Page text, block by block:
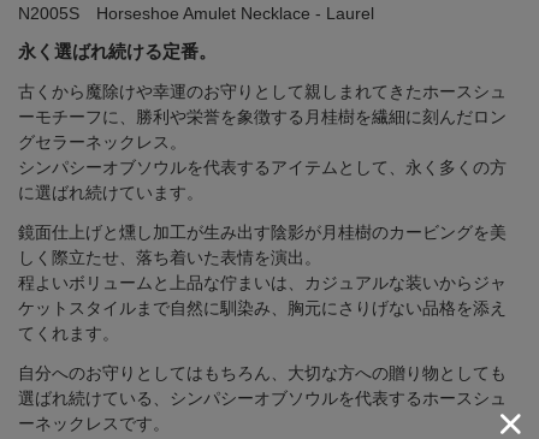
N2005S Horseshoe Amulet Necklace - Laurel
永く選ばれ続ける定番。
古くから魔除けや幸運のお守りとして親しまれてきたホースシュ
ーモチーフに、勝利や栄誉を象徴する月桂樹を繊細に刻んだロン
グセラーネックレス。
シンパシーオブソウルを代表するアイテムとして、永く多くの方
に選ばれ続けています。
鏡面仕上げと燻し加工が生み出す陰影が月桂樹のカービングを美
しく際立たせ、落ち着いた表情を演出。
程よいボリュームと上品な佇まいは、カジュアルな装いからジャ
ケットスタイルまで自然に馴染み、胸元にさりげない品格を添え
てくれます。
自分へのお守りとしてはもちろん、大切な方への贈り物としても
選ばれ続けている、シンパシーオブソウルを代表するホースシュ
ーネックレスです。